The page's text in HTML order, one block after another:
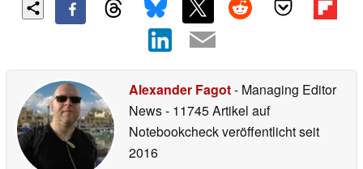
Alexander Fagot- Managing Editor
News- 11745 Artikel auf
Notebookcheck veröffentlichtseit
2016